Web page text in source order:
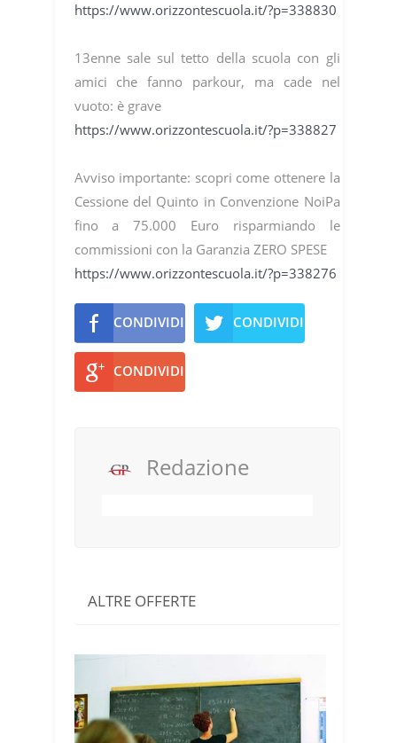
https://www.orizzontescuola.it/?p=338830
13enne sale sul tetto della scuola con gli
amici che fanno parkour, ma cade nel
vuoto: è grave
https://www.orizzontescuola.it/?p=338827
Avviso importante: scopri come ottenere la
Cessione del Quinto in Convenzione NoiPa
fino a 75.000 Euro risparmiando le
commissioni con la Garanzia ZERO SPESE
https://www.orizzontescuola.it/?p=338276
CONDIVIDI CONDIVIDI
CONDIVIDI
Redazione
ALTRE OFFERTE